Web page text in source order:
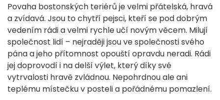
Povaha bostonských teriérů je velmi přátelská, hravá
a zvídavá. Jsou to chytří pejsci, kteří se pod dobrým
vedením rádi a velmi rychle učí novým věcem. Milují
společnost lidí – nejraději jsou ve společnosti svého
pána a jeho přítomnost opouští opravdu neradi. Rádi
jej doprovodí i na delší výlet, který díky své
vytrvalosti hravě zvládnou. Nepohrdnou ale ani
teplému místečku v posteli a pořádnému pomazlení.